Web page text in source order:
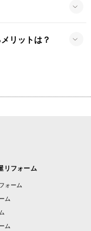
リットは？
リフォーム
ォーム
ム
ム